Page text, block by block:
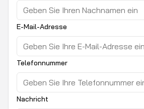
E-Mail-Adresse
Telefonnummer
Nachricht